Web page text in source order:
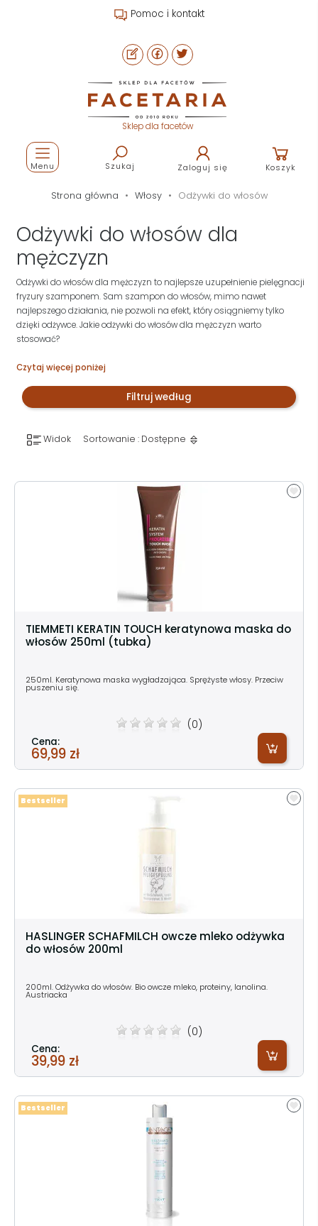
Pomoc i kontakt
Sklep dla facetów
Szukaj Zaloguj się Koszyk
Menu
Strona główna Włosy Odżywki do włosów
Odżywki do włosów dla
mężczyzn
Odżywki do włosów dla mężczyzn to najlepsze uzupełnienie pielęgnacji
fryzury szamponem. Sam szampon do włosów, mimo nawet
najlepszego działania, nie pozwoli na efekt, który osiągniemy tylko
dzięki odżywce. Jakie odżywki do włosów dla mężczyzn warto
stosować?
Czytaj więcej poniżej
Filtruj według
Widok Sortowanie : Dostępne
TIEMMETI KERATIN TOUCH keratynowa maska do
włosów 250ml (tubka)
250ml. Keratynowa maska wygładzająca. Sprężyste włosy. Przeciw
puszeniu się.
(0)
Cena:
69,99 zł
HASLINGER SCHAFMILCH owcze mleko odżywka
do włosów 200ml
200ml. Odżywka do włosów. Bio owcze mleko, proteiny, lanolina.
Austriacka
(0)
Cena:
39,99 zł
Bestseller
Bestseller